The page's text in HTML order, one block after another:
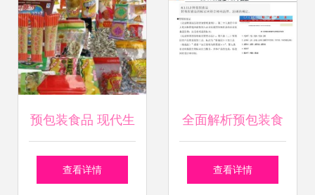
预包装食品 现代生
活的便捷选择与安
查看详情
全面解析预包装食
品标签标识要求
查看详情